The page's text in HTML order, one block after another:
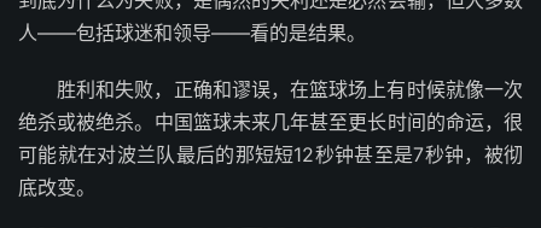
人——包括球迷和领导——看的是结果。
胜利和失败，正确和谬误，在篮球场上有时候就像一次
绝杀或被绝杀。中国篮球未来几年甚至更长时间的命运，很
可能就在对波兰队最后的那短短12秒钟甚至是7秒钟，被彻
底改变。